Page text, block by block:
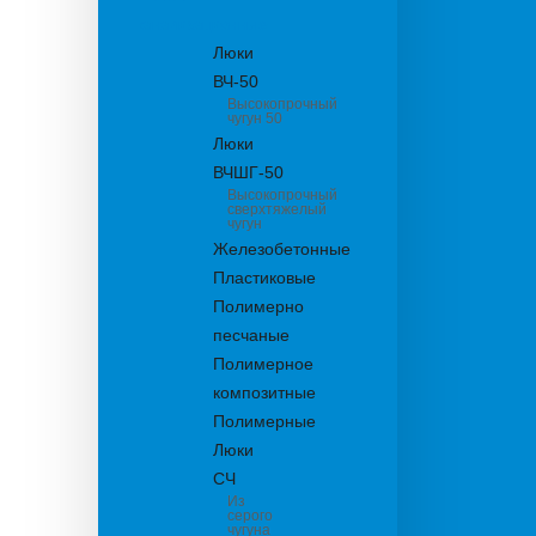
Люки
ВЧ-50
Высокопрочный
чугун 50
Люки
ВЧШГ-50
Высокопрочный
сверхтяжелый
чугун
Железобетонные
Пластиковые
Полимерно
песчаные
Полимерное
композитные
Полимерные
Люки
СЧ
Из
серого
чугуна